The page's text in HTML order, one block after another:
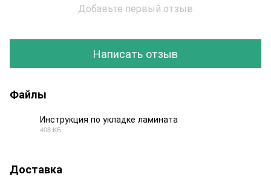
Добавьте первый отзыв
Написать отзыв
Файлы
Инструкция по укладке ламината
408 КБ
Доставка